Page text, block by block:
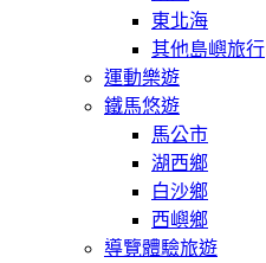
東北海
其他島嶼旅行
運動樂遊
鐵馬悠遊
馬公市
湖西鄉
白沙鄉
西嶼鄉
導覽體驗旅遊